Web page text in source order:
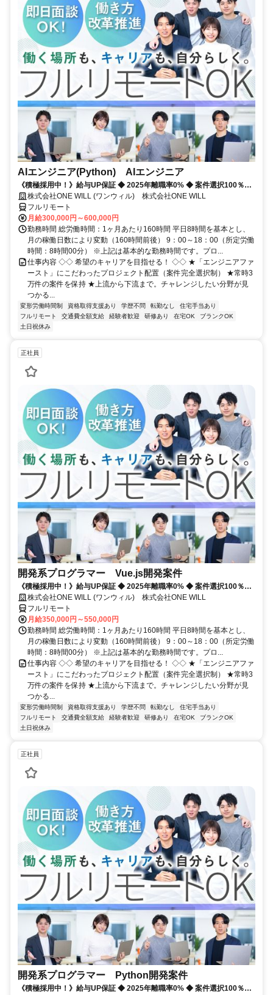
AIエンジニア(Python) AIエンジニア
《積極採用中！》給与UP保証 ◆ 2025年離職率0% ◆ 案件選択100％！
◆ 平均残業7時間！
株式会社ONE WILL (ワンウィル) 株式会社ONE WILL
フルリモート
月給300,000円～600,000円
勤務時間 総労働時間：1ヶ月あたり160時間 平日8時間を基本とし、
月の稼働日数により変動（160時間前後） 9：00～18：00（所定労働
時間：8時間00分） ※上記は基本的な勤務時間です。プロ...
仕事内容 ◇◇ 希望のキャリアを目指せる！ ◇◇ ★「エンジニアファ
ースト」にこだわったプロジェクト配置（案件完全選択制） ★常時3
万件の案件を保持 ★上流から下流まで。チャレンジしたい分野が見
つかる...
変形労働時間制 資格取得支援あり 学歴不問 転勤なし
住宅手当あり
フルリモート
交通費全額支給 経験者歓迎 研修あり 在宅OK
ブランクOK
土日祝休み
正社員
開発系プログラマー Vue.js開発案件
《積極採用中！》給与UP保証 ◆ 2025年離職率0% ◆ 案件選択100％！
◆ 平均残業7時間！
株式会社ONE WILL (ワンウィル) 株式会社ONE WILL
フルリモート
月給350,000円～550,000円
勤務時間 総労働時間：1ヶ月あたり160時間 平日8時間を基本とし、
月の稼働日数により変動（160時間前後） 9：00～18：00（所定労働
時間：8時間00分） ※上記は基本的な勤務時間です。プロ...
仕事内容 ◇◇ 希望のキャリアを目指せる！ ◇◇ ★「エンジニアファ
ースト」にこだわったプロジェクト配置（案件完全選択制） ★常時3
万件の案件を保持 ★上流から下流まで。チャレンジしたい分野が見
つかる...
変形労働時間制 資格取得支援あり 学歴不問 転勤なし
住宅手当あり
フルリモート
交通費全額支給 経験者歓迎 研修あり 在宅OK
ブランクOK
土日祝休み
正社員
開発系プログラマー Python開発案件
《積極採用中！》給与UP保証 ◆ 2025年離職率0% ◆ 案件選択100％！